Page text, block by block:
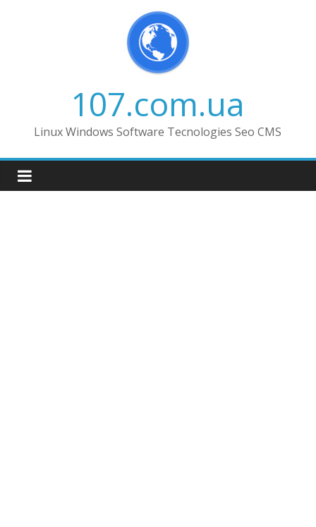
107.com.ua
Linux Windows Software Tecnologies Seo CMS